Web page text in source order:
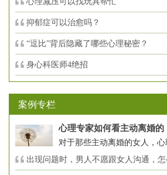
抑郁症可以治愈吗？
“逗比”背后隐藏了哪些心理秘密？
身心科医师4绝招
案例专栏
心理专家如何看主动离婚的
对于那些主动离婚的女人，
出现问题时，男人不愿跟女人沟通，怎